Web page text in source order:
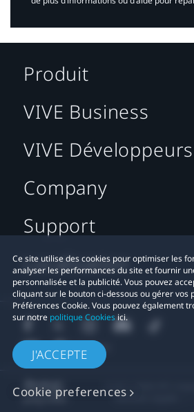
Ce site utilise des cookies pour optimiser les
analyser les performances du site et fournir
personnalisée et la publicité. Vous pouvez
cliquant sur le bouton ci-dessous ou gérer vos
Préférences Cookie. Vous pouvez également
sur notre politique Cookiesici.
J'ACCEPTE
Cookie preferences
Produit
VIVE Business
VIVE Développeurs
Company
Support
Localisation
Mentions Légales